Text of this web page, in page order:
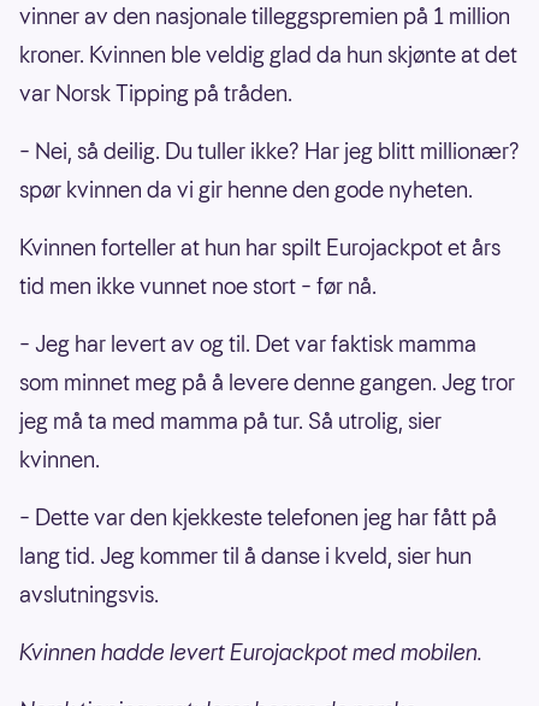
vinner av den nasjonale tilleggspremien på 1 million
kroner. Kvinnen ble veldig glad da hun skjønte at det
var Norsk Tipping på tråden.
– Nei, så deilig. Du tuller ikke? Har jeg blitt millionær?
spør kvinnen da vi gir henne den gode nyheten.
Kvinnen forteller at hun har spilt Eurojackpot et års
tid men ikke vunnet noe stort – før nå.
– Jeg har levert av og til. Det var faktisk mamma
som minnet meg på å levere denne gangen. Jeg tror
jeg må ta med mamma på tur. Så utrolig, sier
kvinnen.
– Dette var den kjekkeste telefonen jeg har fått på
lang tid. Jeg kommer til å danse i kveld, sier hun
avslutningsvis.
Kvinnen hadde levert Eurojackpot med mobilen.